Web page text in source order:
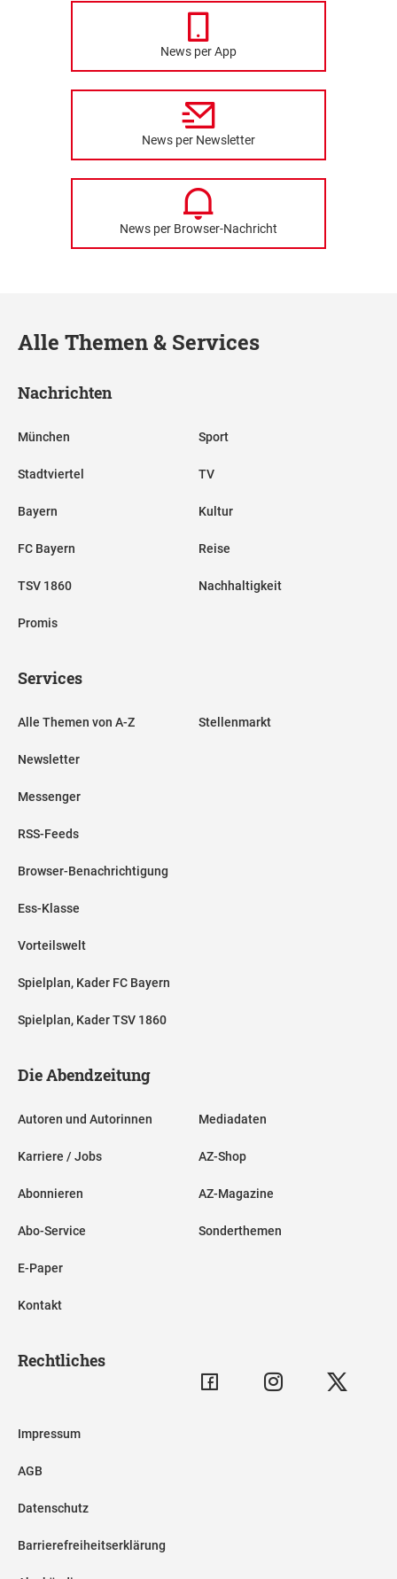
News per App
News per Newsletter
News per Browser-Nachricht
Alle Themen & Services
Nachrichten
München
Stadtviertel
Bayern
FC Bayern
TSV 1860
Promis
Sport
TV
Kultur
Reise
Nachhaltigkeit
Services
Alle Themen von A-Z
Newsletter
Messenger
RSS-Feeds
Browser-Benachrichtigung
Ess-Klasse
Vorteilswelt
Spielplan, Kader FC Bayern
Spielplan, Kader TSV 1860
Stellenmarkt
Die Abendzeitung
Autoren und Autorinnen
Karriere / Jobs
Abonnieren
Abo-Service
E-Paper
Kontakt
Mediadaten
AZ-Shop
AZ-Magazine
Sonderthemen
Rechtliches
Impressum
AGB
Datenschutz
Barrierefreiheitserklärung